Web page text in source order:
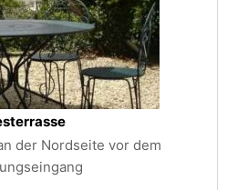
der Nordseite vor dem